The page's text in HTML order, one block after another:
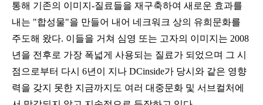
통해 기존의 이미지-질료들을 재구축하여 새로운 효과를
내는 "합성물"을 만들어 내어 네크워크 상의 유희문화를
주도해 왔다. 이들을 거쳐 심영 또는 고자의 이미지는 2008
년을 전후로 가장 폭넓게 사용되는 질료가 되었으며 그 시
점으로부터 다시 6년이 지나 DCinside가 당시와 같은 영향
력을 갖지 못한 지금까지도 여러 대중문화 및 서브컬처 에